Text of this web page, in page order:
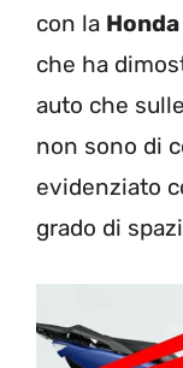
con la Honda
che ha
auto che
non sono di
evidenziato
grado di